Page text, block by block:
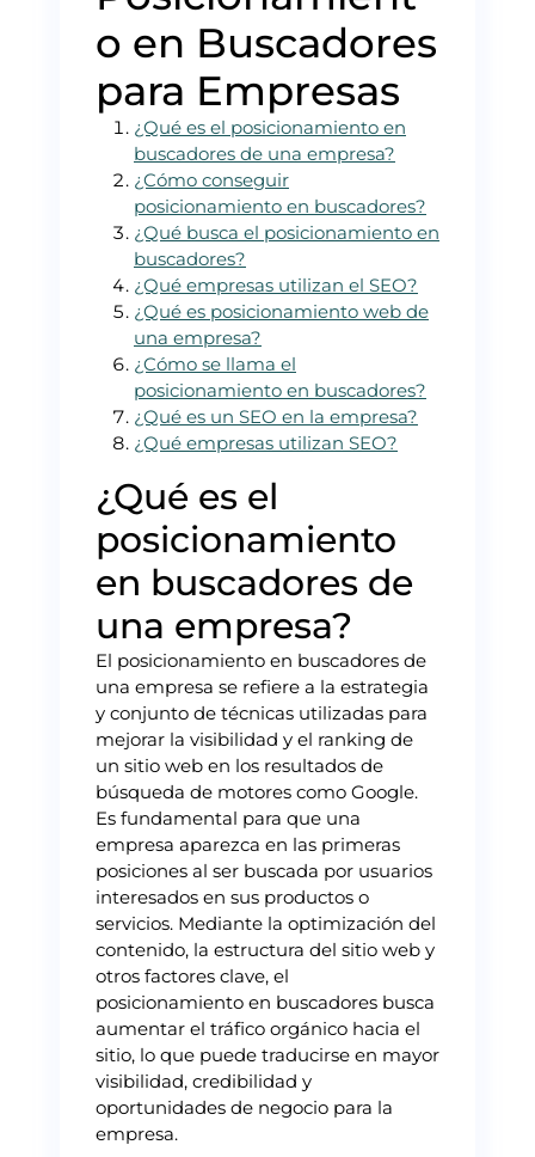
o en Buscadores
para Empresas
¿Qué es el posicionamiento en
buscadores de una empresa?
¿Cómo conseguir
posicionamiento en buscadores?
¿Qué busca el posicionamiento en
buscadores?
¿Qué empresas utilizan el SEO?
¿Qué es posicionamiento web de
una empresa?
¿Cómo se llama el
posicionamiento en buscadores?
¿Qué es un SEO en la empresa?
¿Qué empresas utilizan SEO?
¿Qué es el
posicionamiento
en buscadores de
una empresa?
El posicionamiento en buscadores de
una empresa se refiere a la estrategia
y conjunto de técnicas utilizadas para
mejorar la visibilidad y el ranking de
un sitio web en los resultados de
búsqueda de motores como Google.
Es fundamental para que una
empresa aparezca en las primeras
posiciones al ser buscada por usuarios
interesados en sus productos o
servicios. Mediante la optimización del
contenido, la estructura del sitio web y
otros factores clave, el
posicionamiento en buscadores busca
aumentar el tráfico orgánico hacia el
sitio, lo que puede traducirse en mayor
visibilidad, credibilidad y
oportunidades de negocio para la
empresa.